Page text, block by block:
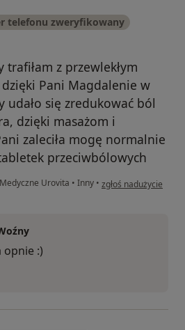
telefonu zweryfikowany
z przewlekłym
Pani Magdalenie w
udało się zredukować ból
dzięki masażom i
zaleciła mogę normalnie
przeciwbólowych
Urovita • Inny • w opinii użytkownika
zgłoś nadużycie
opnie :)